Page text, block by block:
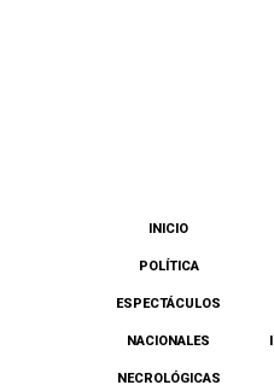
INICIO
POLÍTICA
ESPECTÁCULOS
NACIONALES
NECROLÓGICAS